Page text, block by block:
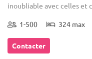
inoubliable avec celles et
1-500 324 max
Contacter